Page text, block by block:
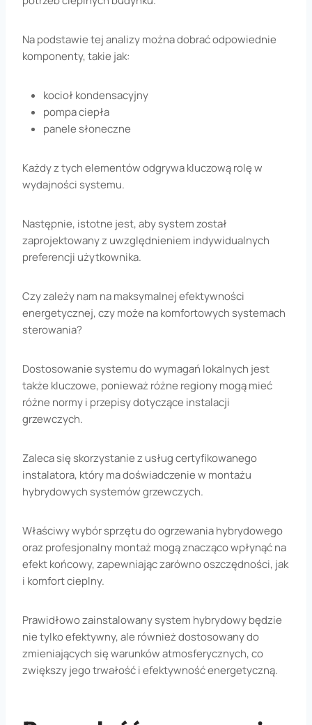
Na podstawie tej analizy można dobrać odpowiednie
komponenty, takie jak:
kocioł kondensacyjny
pompa ciepła
panele słoneczne
Każdy z tych elementów odgrywa kluczową rolę w
wydajności systemu.
Następnie, istotne jest, aby system został
zaprojektowany z uwzględnieniem indywidualnych
preferencji użytkownika.
Czy zależy nam na maksymalnej efektywności
energetycznej, czy może na komfortowych systemach
sterowania?
Dostosowanie systemu do wymagań lokalnych jest
także kluczowe, ponieważ różne regiony mogą mieć
różne normy i przepisy dotyczące instalacji
grzewczych.
Zaleca się skorzystanie z usług certyfikowanego
instalatora, który ma doświadczenie w montażu
hybrydowych systemów grzewczych.
Właściwy wybór sprzętu do ogrzewania hybrydowego
oraz profesjonalny montaż mogą znacząco wpłynąć na
efekt końcowy, zapewniając zarówno oszczędności, jak
i komfort cieplny.
Prawidłowo zainstalowany system hybrydowy będzie
nie tylko efektywny, ale również dostosowany do
zmieniających się warunków atmosferycznych, co
zwiększy jego trwałość i efektywność energetyczną.